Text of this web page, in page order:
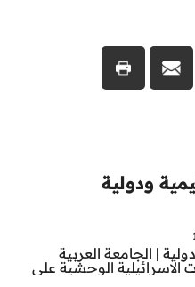
ودولية
| الجامعة العربية
الاسرائيلية الوحشية على